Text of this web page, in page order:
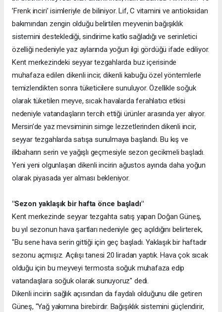
’Frenk inciri’ isimleriyle de biliniyor. Lif, C vitamini ve antioksidan
bakımından zengin olduğu belirtilen meyvenin bağışıklık
sistemini desteklediği, sindirime katkı sağladığı ve serinletici
özelliği nedeniyle yaz aylarında yoğun ilgi gördüğü ifade ediliyor.
Kent merkezindeki seyyar tezgahlarda buz içerisinde
muhafaza edilen dikenli incir, dikenli kabuğu özel yöntemlerle
temizlendikten sonra tüketicilere sunuluyor. Özellikle soğuk
olarak tüketilen meyve, sıcak havalarda ferahlatıcı etkisi
nedeniyle vatandaşların tercih ettiği ürünler arasında yer alıyor.
Mersin’de yaz mevsiminin simge lezzetlerinden dikenli incir,
seyyar tezgahlarda satışa sunulmaya başlandı. Bu kış ve
ilkbaharın serin ve yağışlı geçmesiyle sezon gecikmeli başladı.
Yeni yeni olgunlaşan dikenli incirin ağustos ayında daha yoğun
olarak piyasada yer alması bekleniyor.
"Sezon yaklaşık bir hafta önce başladı"
Kent merkezinde seyyar tezgahta satış yapan Doğan Güneş,
bu yıl sezonun hava şartları nedeniyle geç açıldığını belirterek,
"Bu sene hava serin gittiği için geç başladı. Yaklaşık bir haftadır
sezonu açmışız. Açılışı tanesi 20 liradan yaptık. Hava çok sıcak
olduğu için bu meyveyi termosta soğuk muhafaza edip
vatandaşlara soğuk olarak sunuyoruz" dedi.
Dikenli incirin sağlık açısından da faydalı olduğunu dile getiren
Güneş, "Yağ yakımına birebirdir. Bağışıklık sistemini güçlendirir,